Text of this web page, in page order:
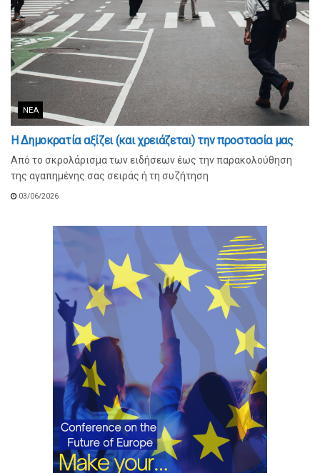
ΝΈΑ
Η Δημοκρατία αξίζει (και χρειάζεται) την προστασία μας
Από το σκρολάρισμα των ειδήσεων έως την παρακολούθηση
της αγαπημένης σας σειράς ή τη συζήτηση
03/06/2026